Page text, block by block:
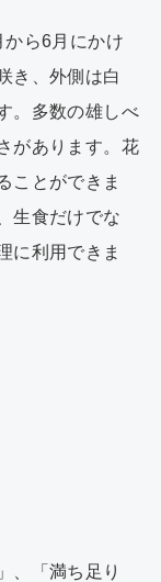
ら6月にかけ
き、外側は白
。多数の雄しべ
があります。花
ことができま
生食だけでな
に利用できま
、「満ち足り